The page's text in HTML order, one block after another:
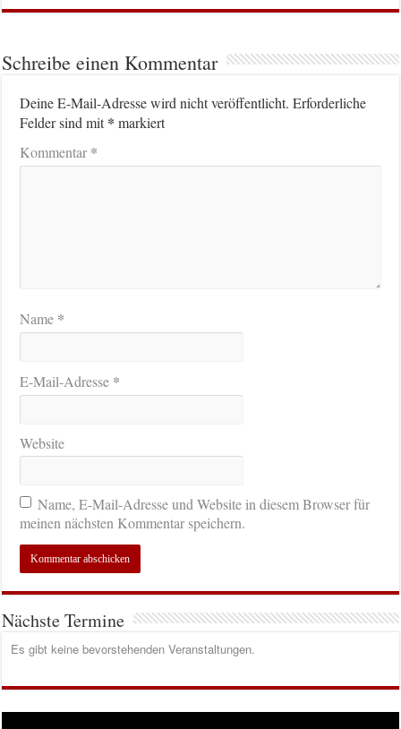
Schreibe einen Kommentar
Deine E-Mail-Adresse wird nicht veröffentlicht. Erforderliche
Felder sind mit* markiert
Kommentar*
Name *
E-Mail-Adresse *
Website
Name, E-Mail-Adresse und Website in diesem Browser für
meinen nächsten Kommentar speichern.
Nächste Termine
Es gibt keine bevorstehenden Veranstaltungen.